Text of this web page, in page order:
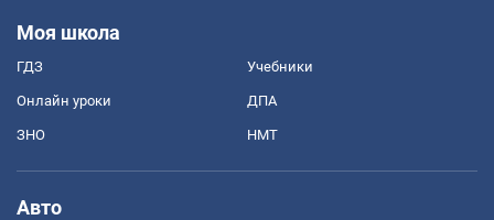
Моя школа
ГДЗ Учебники
Онлайн уроки ДПА
ЗНО НМТ
Авто